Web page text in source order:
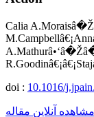
Calia
doi : 10.1016/
آنلاین مقاله